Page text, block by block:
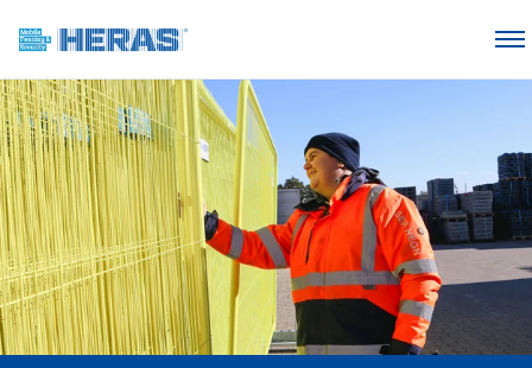
Hvorfor Heras Mobilhegn?
Produkter
Vidensbase
Om os
Ring 7011 1207